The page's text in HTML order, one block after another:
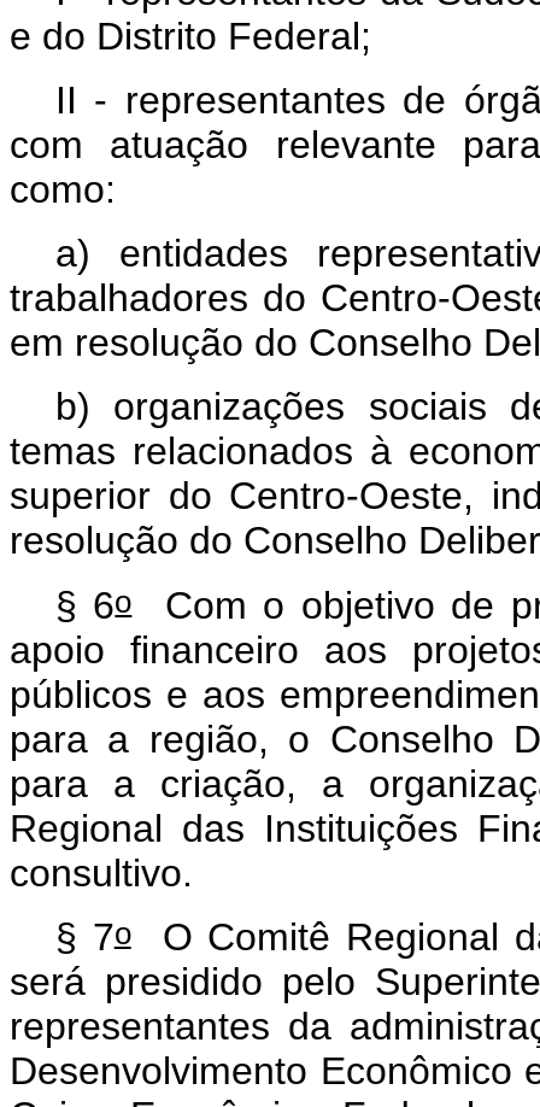
e do Distrito Federal;
II - representantes de
com atuação relevante
como:
a) entidades
trabalhadores do Centro-
em resolução do Conselho
b) organizações sociais
temas relacionados à
superior do Centro-Oeste,
resolução do Conselho
§ 6oCom o objetivo de
apoio financeiro aos
públicos e aos
para a região, o Conselho
para a criação, a
Regional das Instituições
consultivo.
§ 7oO Comitê Regional
será presidido pelo
representantes da
Desenvolvimento Econômico